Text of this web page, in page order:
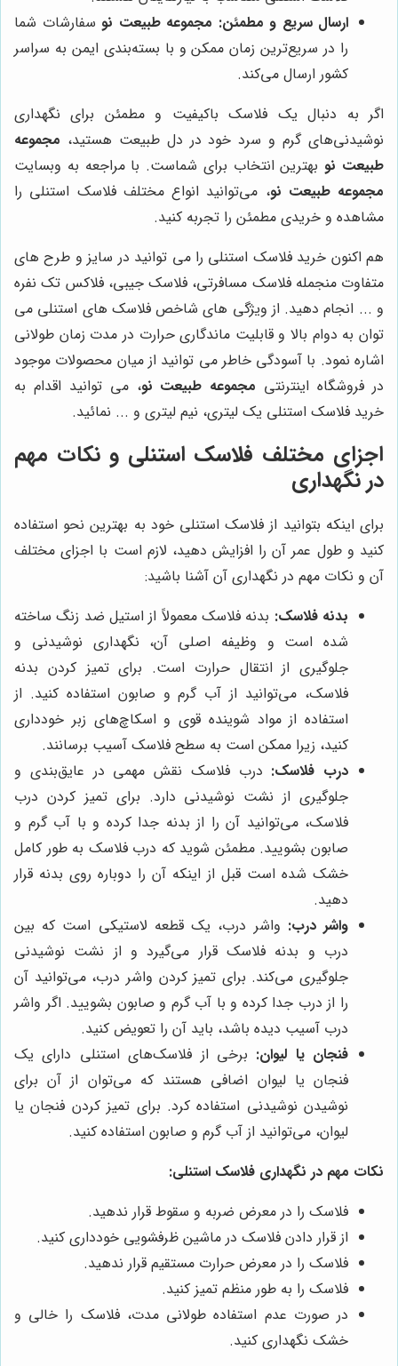
ارسال سریع و مطمئن: مجموعه طبیعت نو سفارشات شما
را در سریع‌ترین زمان ممکن و با بسته‌بندی ایمن به سراسر
کشور ارسال می‌کند.
اگر به دنبال یک فلاسک باکیفیت و مطمئن برای نگهداری
نوشیدنی‌های گرم و سرد خود در دل طبیعت هستید، مجموعه
طبیعت نوبهترین انتخاب برای شماست. با مراجعه به وبسایت
مجموعه طبیعت نو، می‌توانید انواع مختلف فلاسک استنلی را
مشاهده و خریدی مطمئن را تجربه کنید.
هم اکنون خرید فلاسک استنلی را می توانید در سایز و طرح های
متفاوت منجمله فلاسک مسافرتی، فلاسک جیبی، فلاکس تک نفره
و ... انجام دهید. از ویژگی های شاخص فلاسک های استنلی می
توان به دوام بالا و قابلیت ماندگاری حرارت در مدت زمان طولانی
اشاره نمود. با آسودگی خاطر می توانید از میان محصولات موجود
در فروشگاه اینترنتی مجموعه طبیعت نو، می توانید اقدام به
خرید فلاسک استنلی یک لیتری، نیم لیتری و ... نمائید.
اجزای مختلف فلاسک استنلی و نکات مهم
در نگهداری
برای اینکه بتوانید از فلاسک استنلی خود به بهترین نحو استفاده
کنید و طول عمر آن را افزایش دهید، لازم است با اجزای مختلف
آن و نکات مهم در نگهداری آن آشنا باشید:
بدنه فلاسک: بدنه فلاسک معمولاً از استیل ضد زنگ ساخته
شده است و وظیفه اصلی آن، نگهداری نوشیدنی و
جلوگیری از انتقال حرارت است. برای تمیز کردن بدنه
فلاسک، می‌توانید از آب گرم و صابون استفاده کنید. از
استفاده از مواد شوینده قوی و اسکاچ‌های زبر خودداری
کنید، زیرا ممکن است به سطح فلاسک آسیب برسانند.
درب فلاسک: درب فلاسک نقش مهمی در عایق‌بندی و
جلوگیری از نشت نوشیدنی دارد. برای تمیز کردن درب
فلاسک، می‌توانید آن را از بدنه جدا کرده و با آب گرم و
صابون بشویید. مطمئن شوید که درب فلاسک به طور کامل
خشک شده است قبل از اینکه آن را دوباره روی بدنه قرار
دهید.
واشر درب: واشر درب، یک قطعه لاستیکی است که بین
درب و بدنه فلاسک قرار می‌گیرد و از نشت نوشیدنی
جلوگیری می‌کند. برای تمیز کردن واشر درب، می‌توانید آن
را از درب جدا کرده و با آب گرم و صابون بشویید. اگر واشر
درب آسیب دیده باشد، باید آن را تعویض کنید.
فنجان یا لیوان: برخی از فلاسک‌های استنلی دارای یک
فنجان یا لیوان اضافی هستند که می‌توان از آن برای
نوشیدن نوشیدنی استفاده کرد. برای تمیز کردن فنجان یا
لیوان، می‌توانید از آب گرم و صابون استفاده کنید.
نکات مهم در نگهداری فلاسک استنلی:
فلاسک را در معرض ضربه و سقوط قرار ندهید.
از قرار دادن فلاسک در ماشین ظرفشویی خودداری کنید.
فلاسک را در معرض حرارت مستقیم قرار ندهید.
فلاسک را به طور منظم تمیز کنید.
در صورت عدم استفاده طولانی مدت، فلاسک را خالی و
خشک نگهداری کنید.